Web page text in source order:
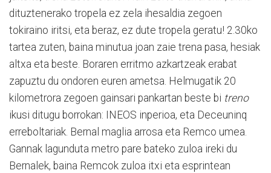
dituztenerako tropela ez zela ihesaldia zegoen
tokiraino iritsi, eta beraz, ez dute tropela geratu! 2.30ko
tartea zuten, baina minutua joan zaie trena pasa, hesiak
altxa eta beste. Boraren erritmo azkartzeak erabat
zapuztu du ondoren euren ametsa. Helmugatik 20
kilometrora zegoen gainsari pankartan beste bi treno
ikusi ditugu borrokan: INEOS inperioa, eta Deceuninq
erreboltariak. Bernal maglia arrosa eta Remco umea.
Gannak lagunduta metro pare bateko zuloa ireki du
Bernalek, baina Remcok zuloa itxi eta esprintean